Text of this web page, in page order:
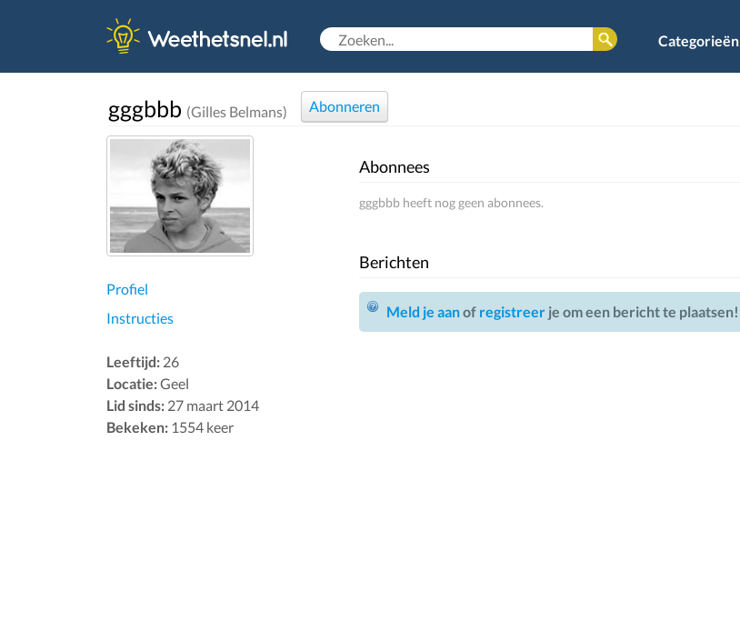
Categorieën
gggbbb (Gilles Belmans) Abonneren
Profiel
Instructies
Leeftijd: 26
Locatie:Geel
Lid sinds: 27 maart 2014
Bekeken: 1554 keer
Abonnees
gggbbb heeft nog geen abonnees.
Berichten
Meld je aanof registreerje om een bericht te plaatsen!